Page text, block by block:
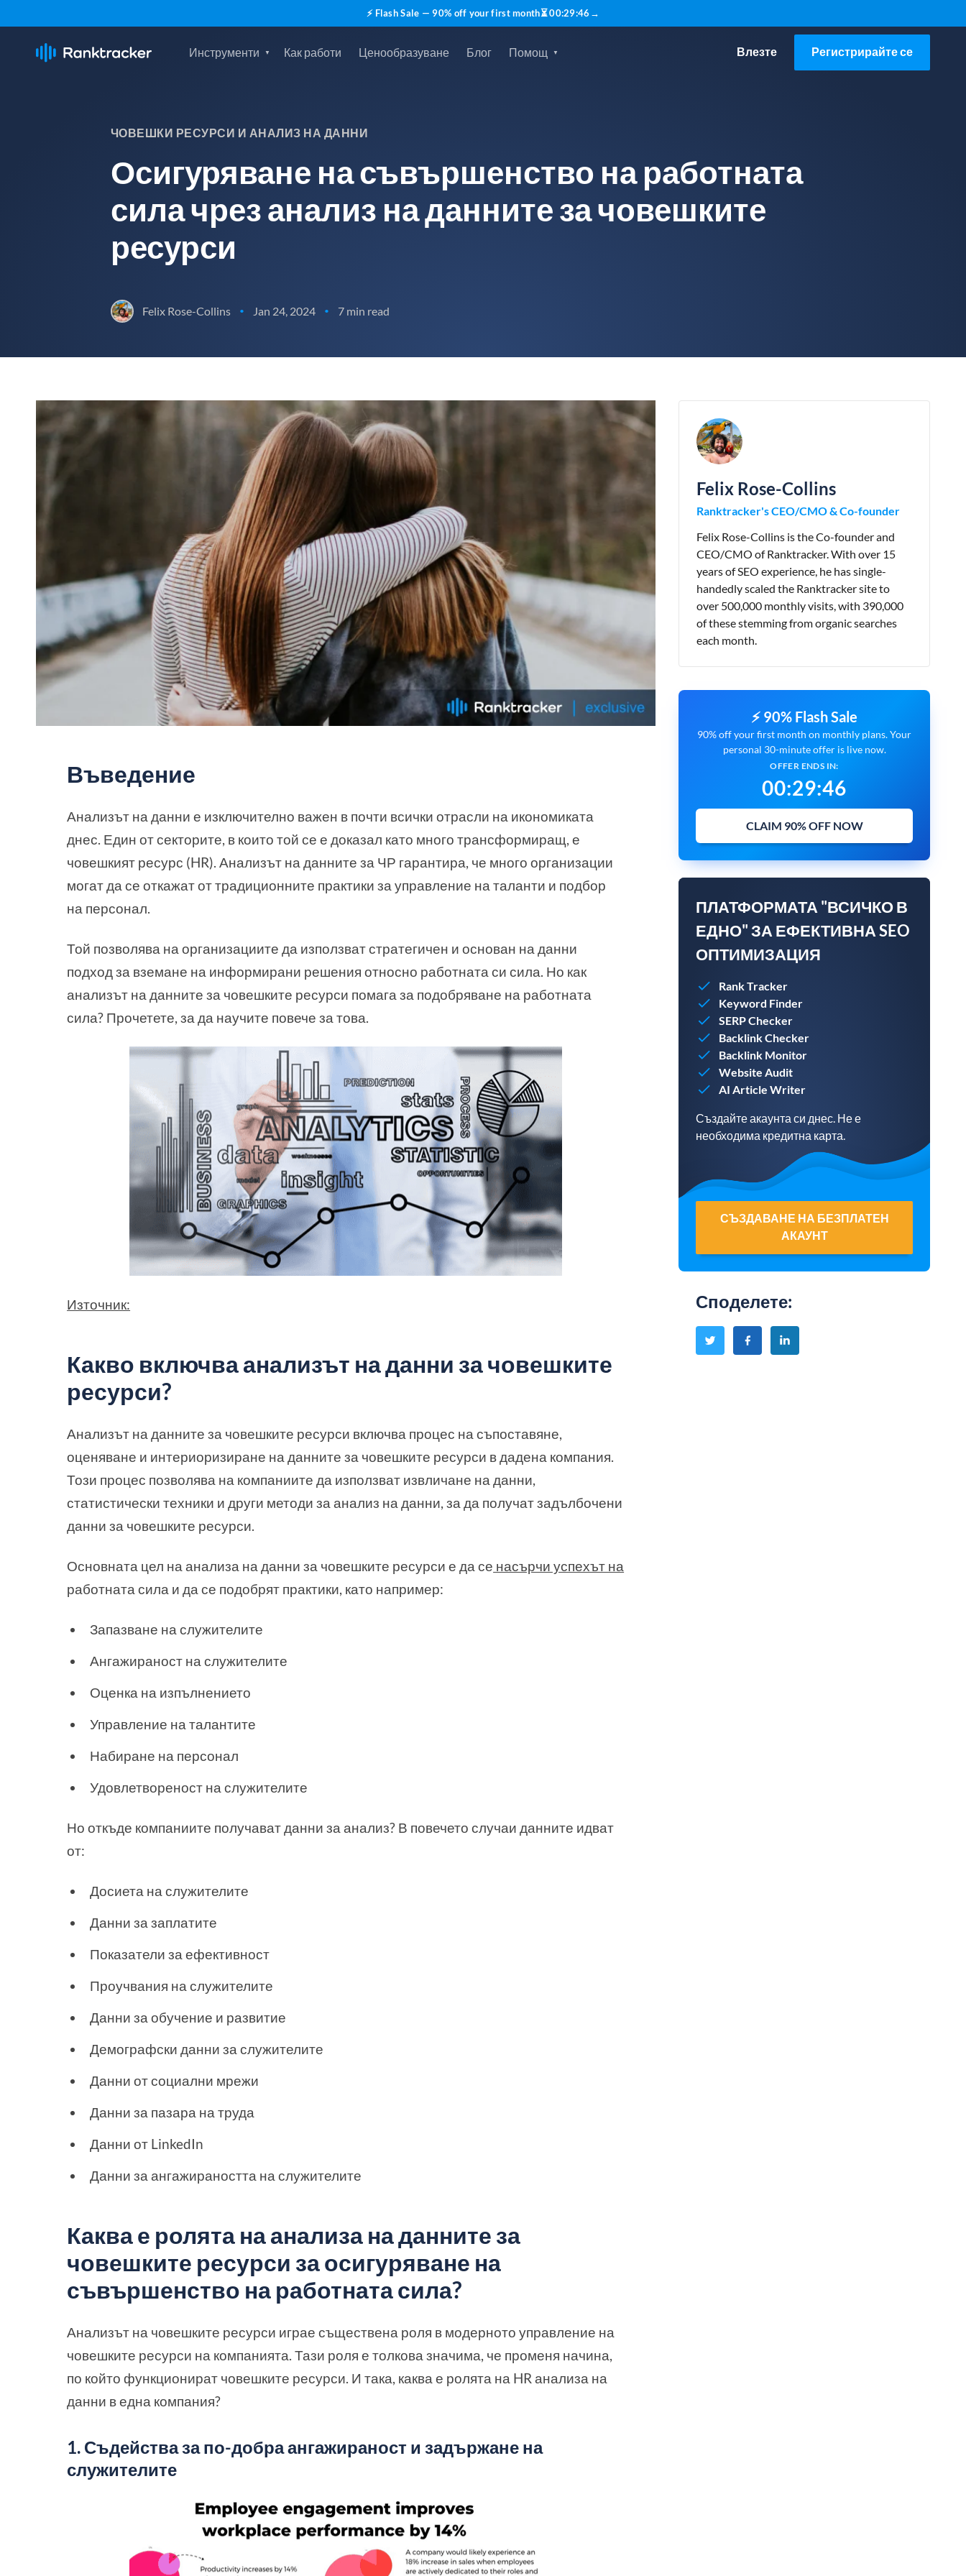
⚡ Flash Sale — 90% off your first month⏳00:29:45 →
Инструменти Как работи Ценообразуване Блог Помощ Влезте Регистрирайте се
ЧОВЕШКИ РЕСУРСИ И АНАЛИЗ НА ДАННИ
Осигуряване на съвършенство на работната
сила чрез анализ на данните за човешките
ресурси
Felix Rose-Collins • Jan 24, 2024 • 7 min read
Въведение
Анализът на данни е изключително важен в почти всички отрасли на икономиката
днес. Един от секторите, в които той се е доказал като много трансформиращ, е
човешкият ресурс (HR). Анализът на данните за ЧР гарантира, че много организации
могат да се откажат от традиционните практики за управление на таланти и подбор
на персонал.
Той позволява на организациите да използват стратегичен и основан на данни
подход за вземане на информирани решения относно работната си сила. Но как
анализът на данните за човешките ресурси помага за подобряване на работната
сила? Прочетете, за да научите повече за това.
Източник:
Какво включва анализът на данни за човешките
ресурси?
Анализът на данните за човешките ресурси включва процес на съпоставяне,
оценяване и интериоризиране на данните за човешките ресурси в дадена компания.
Този процес позволява на компаниите да използват извличане на данни,
статистически техники и други методи за анализ на данни, за да получат задълбочени
данни за човешките ресурси.
Основната цел на анализа на данни за човешките ресурси е да се насърчи успехът на
работната сила и да се подобрят практики, като например:
Запазване на служителите
Ангажираност на служителите
Оценка на изпълнението
Управление на талантите
Набиране на персонал
Удовлетвореност на служителите
Но откъде компаниите получават данни за анализ? В повечето случаи данните идват
от:
Досиета на служителите
Данни за заплатите
Показатели за ефективност
Проучвания на служителите
Данни за обучение и развитие
Демографски данни за служителите
Данни от социални мрежи
Данни за пазара на труда
Данни от LinkedIn
Данни за ангажираността на служителите
Каква е ролята на анализа на данните за
човешките ресурси за осигуряване на
съвършенство на работната сила?
Анализът на човешките ресурси играе съществена роля в модерното управление на
човешките ресурси на компанията. Тази роля е толкова значима, че променя начина,
по който функционират човешките ресурси. И така, каква е ролята на HR анализа на
данни в една компания?
1. Съдейства за по-добра ангажираност и задържане на
служителите
Felix Rose-Collins
Ranktracker's CEO/CMO & Co-founder
Felix Rose-Collins is the Co-founder and
CEO/CMO of Ranktracker. With over 15
years of SEO experience, he has single-
handedly scaled the Ranktracker site to
over 500,000 monthly visits, with 390,000
of these stemming from organic searches
each month.
⚡ 90% Flash Sale
90% off your first month on monthly plans. Your
personal 30-minute offer is live now.
OFFER ENDS IN:
00:29:45
CLAIM 90% OFF NOW
ПЛАТФОРМАТА "ВСИЧКО В
ЕДНО" ЗА ЕФЕКТИВНА SEO
ОПТИМИЗАЦИЯ
Rank Tracker
Keyword Finder
SERP Checker
Backlink Checker
Backlink Monitor
Website Audit
AI Article Writer
Създайте акаунта си днес. Не е
необходима кредитна карта.
СЪЗДАВАНЕ НА БЕЗПЛАТЕН
АКАУНТ
Споделете: